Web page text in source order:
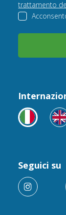
trattamento
Seguici su